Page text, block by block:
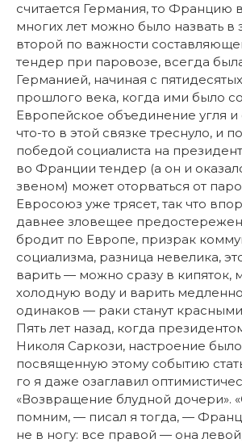
считается Германия, то Францию
многих лет можно было назвать в
второй по важности
тендер при паровозе, всегда
Германией, начиная с
прошлого века, когда ими было
Европейское объединение угля и
что-то в этой связке треснуло, и
победой социалиста на
во Франции тендер (а он и
звеном) может оторваться от
Евросоюз уже трясет, так что
давнее зловещее
бродит по Европе, призрак
социализма, разница невелика,
варить — можно сразу в кипяток,
холодную воду и варить
одинаков — раки станут
Пять лет назад, когда
Николя Саркози, настроение
посвященную этому событию
го я даже озаглавил
«Возвращение блудной дочери».
помним, — писал я тогда, —
не в ногу: все правой — она